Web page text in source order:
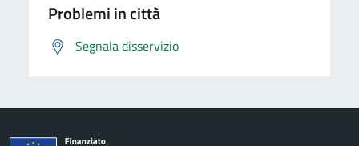
Problemi in città
Segnala disservizio